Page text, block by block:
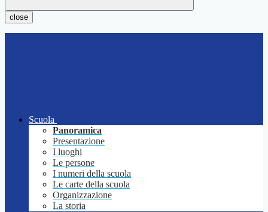
close
Scuola
Panoramica
Presentazione
I luoghi
Le persone
I numeri della scuola
Le carte della scuola
Organizzazione
La storia